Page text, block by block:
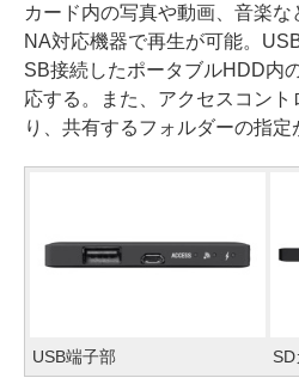
カード内の写真や動画、音楽
NA対応機器で再生が可能。
SB接続したポータブルHDD内
応する。また、アクセスコント
り、共有するフォルダーの指定
USB端子部